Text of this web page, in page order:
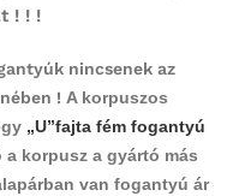
! ! !
nincsenek az
! A korpuszos
„U”fajta fém fogantyú
korpusz a gyártó más
van fogantyú ár